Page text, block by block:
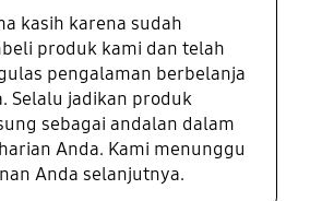
kasih karena sudah
produk kami dan telah
pengalaman berbelanja
Selalu jadikan produk
sebagai andalan dalam
Anda. Kami menunggu
Anda selanjutnya.